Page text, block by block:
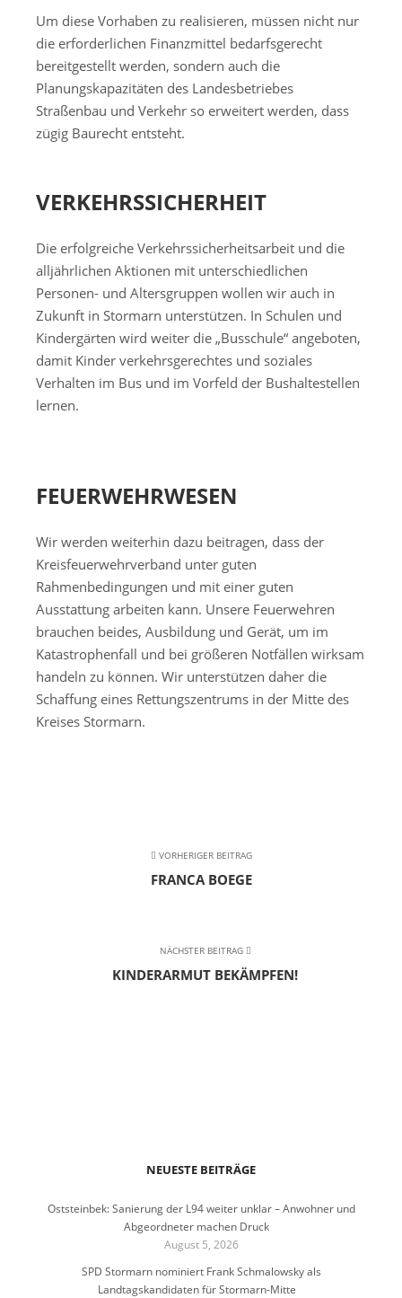
Um diese Vorhaben zu realisieren, müssen nicht nur
die erforderlichen Finanzmittel bedarfsgerecht
bereitgestellt werden, sondern auch die
Planungskapazitäten des Landesbetriebes
Straßenbau und Verkehr so erweitert werden, dass
zügig Baurecht entsteht.
VERKEHRSSICHERHEIT
Die erfolgreiche Verkehrssicherheitsarbeit und die
alljährlichen Aktionen mit unterschiedlichen
Personen- und Altersgruppen wollen wir auch in
Zukunft in Stormarn unterstützen. In Schulen und
Kindergärten wird weiter die „Busschule“ angeboten,
damit Kinder verkehrsgerechtes und soziales
Verhalten im Bus und im Vorfeld der Bushaltestellen
lernen.
FEUERWEHRWESEN
Wir werden weiterhin dazu beitragen, dass der
Kreisfeuerwehrverband unter guten
Rahmenbedingungen und mit einer guten
Ausstattung arbeiten kann. Unsere Feuerwehren
brauchen beides, Ausbildung und Gerät, um im
Katastrophenfall und bei größeren Notfällen wirksam
handeln zu können. Wir unterstützen daher die
Schaffung eines Rettungszentrums in der Mitte des
Kreises Stormarn.
VORHERIGER BEITRAG
FRANCA BOEGE
NÄCHSTER BEITRAG
KINDERARMUT BEKÄMPFEN!
NEUESTE BEITRÄGE
Oststeinbek: Sanierung der L94 weiter unklar – Anwohner und
Abgeordneter machen Druck
August 5, 2026
SPD Stormarn nominiert Frank Schmalowsky als
Landtagskandidaten für Stormarn-Mitte